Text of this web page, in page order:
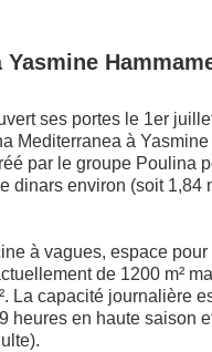
ses portes le 1er
Mediterranea à
par le groupe Poulina
dinars environ (soit 1,84
à vagues, espace pour
de 1200 m²
La capacité journalière
heures en haute saison